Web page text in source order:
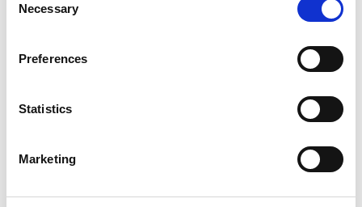
Selection
Necessary
Preferences
Statistics
Marketing
DoggyCare Odor Remover